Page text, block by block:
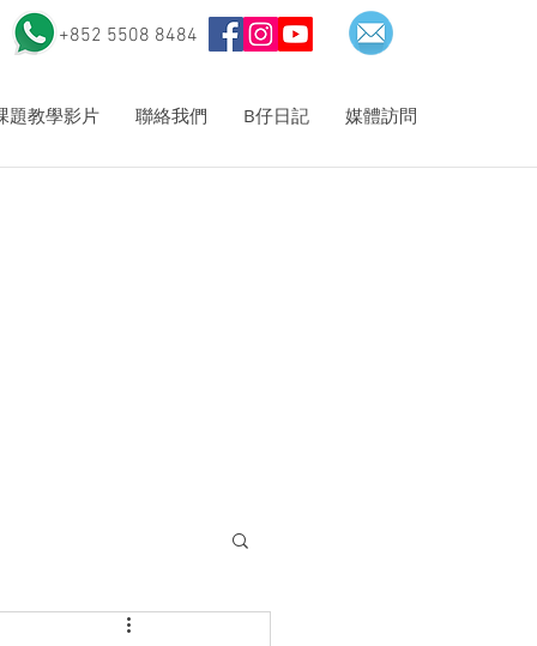
+852 5508 8484
題教學影片 聯絡我們 B仔日記 媒體訪問